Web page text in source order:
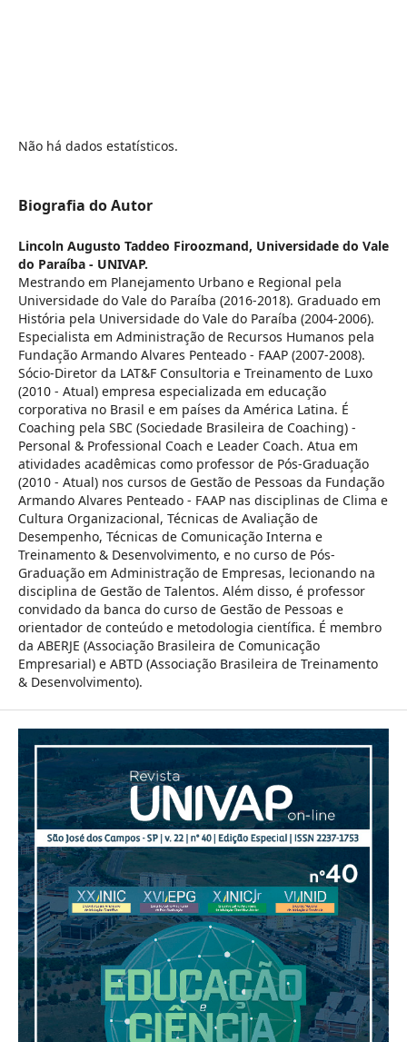
Não há dados estatísticos.
Biografia do Autor
Lincoln Augusto Taddeo Firoozmand, Universidade do Vale
do Paraíba - UNIVAP.
Mestrando em Planejamento Urbano e Regional pela
Universidade do Vale do Paraíba (2016-2018). Graduado em
História pela Universidade do Vale do Paraíba (2004-2006).
Especialista em Administração de Recursos Humanos pela
Fundação Armando Alvares Penteado - FAAP (2007-2008).
Sócio-Diretor da LAT&F Consultoria e Treinamento de Luxo
(2010 - Atual) empresa especializada em educação
corporativa no Brasil e em países da América Latina. É
Coaching pela SBC (Sociedade Brasileira de Coaching) -
Personal & Professional Coach e Leader Coach. Atua em
atividades acadêmicas como professor de Pós-Graduação
(2010 - Atual) nos cursos de Gestão de Pessoas da Fundação
Armando Alvares Penteado - FAAP nas disciplinas de Clima e
Cultura Organizacional, Técnicas de Avaliação de
Desempenho, Técnicas de Comunicação Interna e
Treinamento & Desenvolvimento, e no curso de Pós-
Graduação em Administração de Empresas, lecionando na
disciplina de Gestão de Talentos. Além disso, é professor
convidado da banca do curso de Gestão de Pessoas e
orientador de conteúdo e metodologia científica. É membro
da ABERJE (Associação Brasileira de Comunicação
Empresarial) e ABTD (Associação Brasileira de Treinamento
& Desenvolvimento).